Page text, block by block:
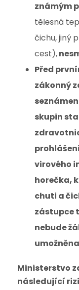
známým
tělesná
čichu, jiný
cest),
Před
zákonný
skupin
virového
horečka,
chuti a
zástupce
nebude
Ministerstvo
následující